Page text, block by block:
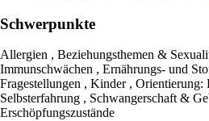
Schwerpunkte
Allergien , Beziehungsthemen &
Immunschwächen , Ernährungs- und
Fragestellungen , Kinder ,
Selbsterfahrung , Schwangerschaft &
Erschöpfungszustände